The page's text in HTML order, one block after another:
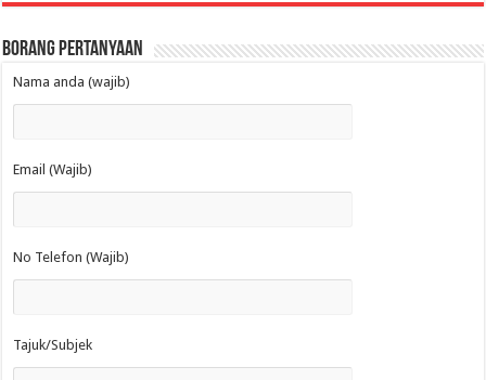
Borang Pertanyaan
Nama anda (wajib)
Email (Wajib)
No Telefon (Wajib)
Tajuk/Subjek